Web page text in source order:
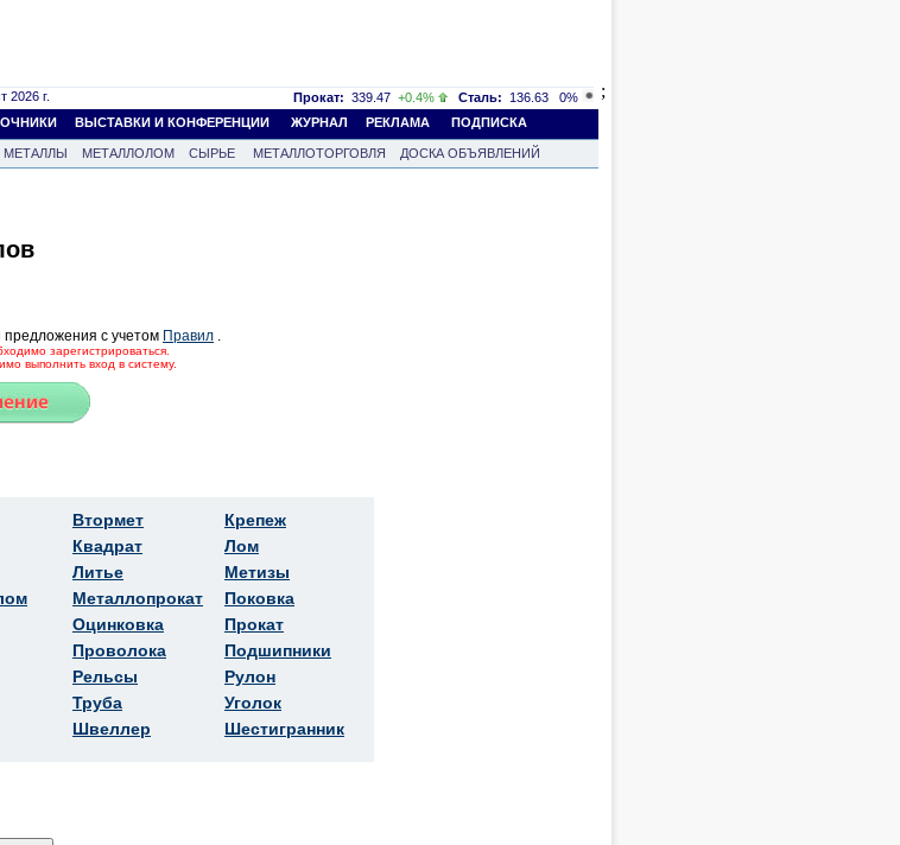
2026 г. Прокат: 339.47 +0.4% Сталь: 136.63
0%
ВЫСТАВКИ И КОНФЕРЕНЦИИ ЖУРНАЛ РЕКЛАМА ПОДПИСКА
МЕТАЛЛЫ МЕТАЛЛОЛОМ СЫРЬЕ МЕТАЛЛОТОРГОВЛЯ
ДОСКА ОБЪЯВЛЕНИЙ
;
с учетом Правил
зарегистрироваться.
выполнить вход в систему.
Втормет
Квадрат
Литье
Металлопрокат
Оцинковка
Проволока
Рельсы
Труба
Швеллер
Крепеж
Лом
Метизы
Поковка
Прокат
Подшипники
Рулон
Уголок
Шестигранник